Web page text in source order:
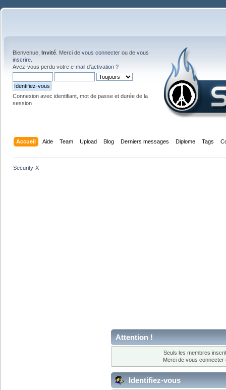
Bienvenue, Invité . Merci de vous connecter ou de vous
inscrire
Avez-vous perdu votre e-mail d'activation ?
Connexion avec identifiant, mot de passe et durée de la
session
Accueil Aide Team Upload Blog Derniers messages Diplome Tags
Security-X
Attention !
Seuls les membres
Merci de vous
Identifiez-vous